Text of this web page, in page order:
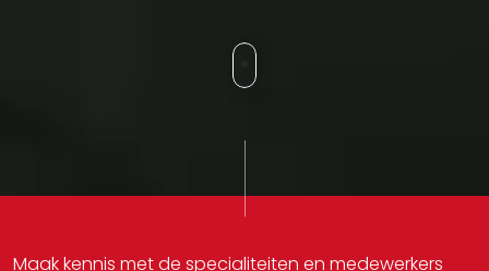
Maak kennis met de specialiteiten en medewerkers